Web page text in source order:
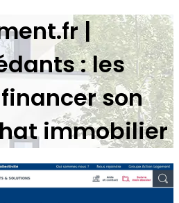
|
: les
son
immobilier